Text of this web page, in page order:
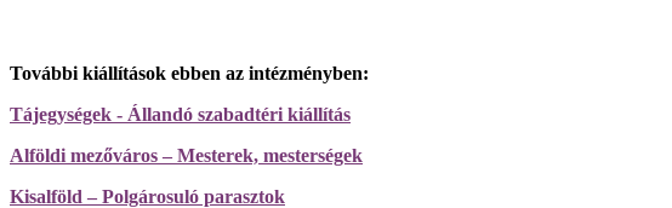
További kiállítások ebben az intézményben:
Tájegységek - Állandó szabadtéri kiállítás
Alföldi mezőváros – Mesterek, mesterségek
Kisalföld – Polgárosuló parasztok